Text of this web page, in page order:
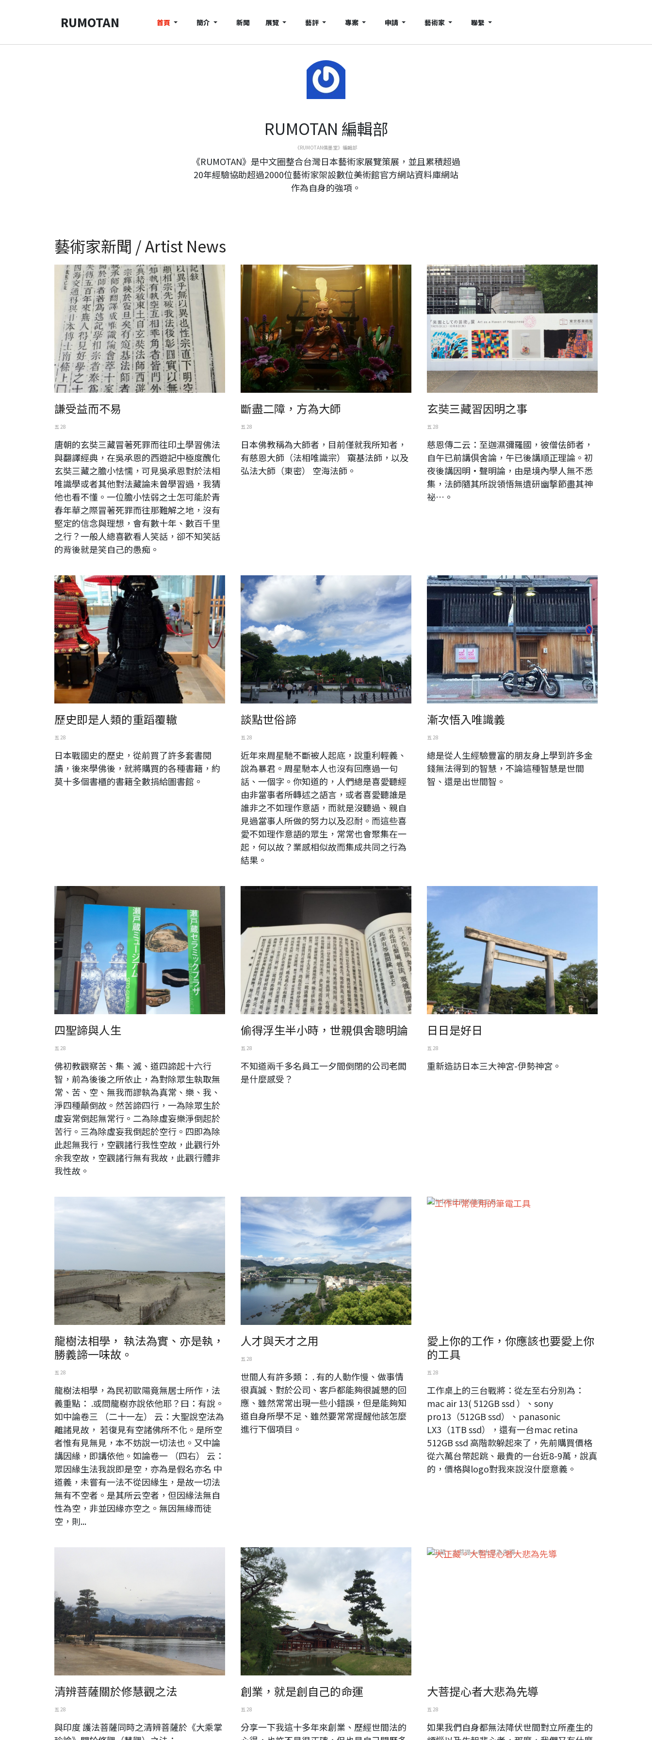
RUMOTAN 首頁 簡介 新聞 展覽 藝評 專案 申請 藝術家 聯繫
RUMOTAN 編輯部
《RUMOTAN儒墨堂》編輯部
《RUMOTAN》是中文圈整合台灣日本藝術家展覽策展，並且累積超過
20年經驗協助超過2000位藝術家架設數位美術館官方網站資料庫網站
作為自身的強項。
藝術家新聞 / Artist News
成唯識論述記木刻本
謙受益而不易
五 28
唐朝的玄奘三藏冒著死罪而往印土學習佛法
與翻譯經典，在吳承恩的西遊記中極度醜化
玄奘三藏之膽小怯懦，可見吳承恩對於法相
唯識學或者其他對法藏論未曾學習過，我猜
他也看不懂。一位膽小怯弱之士怎可能於青
春年華之際冒著死罪而往那難解之地，沒有
堅定的信念與理想，會有數十年、數百千里
之行？一般人總喜歡看人笑話，卻不知笑話
的背後就是笑自己的愚痴。
位在台北市西門町的台北天后宮之日本東密 空海法師像，塑
像後面的日本畫之精緻、妙細實在為精品。
斷盡二障，方為大師
五 28
日本佛教稱為大師者，目前僅就我所知者，
有慈恩大師（法相唯識宗） 窺基法師，以及
弘法大師（東密） 空海法師。
日本。上野公園。東京都美術館展
玄奘三藏習因明之事
五 28
慈恩傳二云：至迦濕彌羅國，彼僧佉師者，
自午已前講倶舍論，午已後講順正理論。初
夜後講因明•聲明論，由是境內學人無不悉
集，法師隨其所說領悟無遺研幽撃節盡其神
祕…。
日本。東京。羽田空港
歷史即是人類的重蹈覆轍
五 28
日本戰國史的歷史，從前買了許多套書閱
讀，後來學佛後，就將購買的各種書籍，約
莫十多個書櫃的書籍全數捐給圖書館。
日本。愛知縣。犬山城（古稱：白帝城）外
談點世俗諦
五 28
近年來周星馳不斷被人起底，說重利輕義、
說為暴君。周星馳本人也沒有回應過一句
話、一個字。你知道的，人們總是喜愛聽經
由非當事者所轉述之語言，或者喜愛聽誰是
誰非之不如理作意語，而就是沒聽過、親自
見過當事人所做的努力以及忍耐。而這些喜
愛不如理作意語的眾生，常常也會聚集在一
起，何以故？業感相似故而集成共同之行為
結果。
日本。愛知縣。名古屋
漸次悟入唯識義
五 28
總是從人生經驗豐富的朋友身上學到許多金
錢無法得到的智慧，不論這種智慧是世間
智、還是出世間智。
日本。尾張瀨戶。瀨戶藏
四聖諦與人生
五 28
佛初教觀察苦、集、滅、道四諦起十六行
智，前為後後之所依止，為對除眾生執取無
常、苦、空、無我而謬執為真常、樂、我、
淨四種顛倒故。然苦諦四行，一為除眾生於
虛妄常倒起無常行。二為除虛妄樂淨倒起於
苦行。三為除虛妄我倒起於空行。四即為除
此起無我行，空觀諸行我性空故，此觀行外
余我空故，空觀諸行無有我故，此觀行體非
我性故。
佛教大系。俱舍論
偷得浮生半小時，世親俱舍聰明論
五 28
不知道兩千多名員工一夕間倒閉的公司老闆
是什麼感受？
日本。三重縣。伊勢市。伊勢神宮
日日是好日
五 28
重新造訪日本三大神宮-伊勢神宮。
日本。靜岡縣。濱松市。遠州灘海濱公園 中田島砂丘
龍樹法相學， 執法為實、亦是執，
勝義諦一味故。
五 28
龍樹法相學，為民初歐陽竟無居士所作，法
義重點： .或問龍樹亦說依他耶？曰：有說。
如中論卷三 （二十一左） 云：大聖說空法為
離諸見故， 若復見有空諸佛所不化。是所空
者惟有見無見，本不妨說一切法也。又中論
講因緣，即講依他。如論卷一 （四右） 云：
眾因緣生法我說即是空，亦為是假名亦名 中
道義，未嘗有一法不從因緣生，是故一切法
無有不空者。是其所云空者，但因緣法無自
性為空，非並因緣亦空之。無因無緣而徒
空，則...
日本。愛知縣。犬山市
人才與天才之用
五 28
世間人有許多類： . 有的人動作慢、做事情
很真誠、對於公司、客戶都能夠很誠懇的回
應、雖然常常出現一些小錯誤，但是能夠知
道自身所學不足、雖然要常常提醒他該怎麼
進行下個項目。
工作中常使用的筆電工具
愛上你的工作，你應該也要愛上你
的工具
五 28
工作桌上的三台戰將：從左至右分別為：
mac air 13( 512GB ssd ）、sony
pro13（512GB ssd）、panasonic
LX3（1TB ssd），還有一台mac retina
512GB ssd 高階款躲起來了，先前購買價格
從六萬台幣起跳、最貴的一台近8-9萬，說真
的，價格與logo對我來說沒什麼意義。
清辨菩薩關於修慧觀之法
五 28
與印度 護法菩薩同時之清辨菩薩於《大乘掌
日本。宇治。平等院
創業，就是創自己的命運
五 28
分享一下我這十多年來創業、歷經世間法的
大正藏。大菩提心者大悲為先導
大菩提心者大悲為先導
五 28
如果我們自身都無法降伏世間對立所產生的